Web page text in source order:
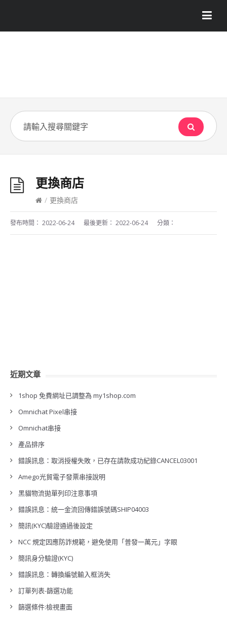
更換商店
/ 更換商店
發布時間： 2022-06-24 最後更新： 2022-06-24 分類：
近期文章
1shop 免費網址已調整為 my1shop.com
Omnichat Pixel串接
Omnichat串接
產品排序
錯誤訊息：取消授權失敗，已存在請款成功紀錄CANCEL03001
Amego光貿電子發票串接說明
黑貓物流拋單列印注意事項
錯誤訊息：統一金流回傳錯誤號碼SHIP04003
簡訊(KYC)驗證通過後設定
NCC 規定因應防詐規範，避免使用「普發一萬元」字眼
簡訊身分驗證(KYC)
錯誤訊息：轉換編號輸入框消失
訂單列表-篩選功能
篩選條件:檢視畫面